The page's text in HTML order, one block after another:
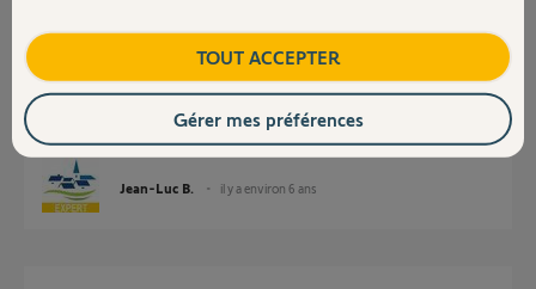
En attendant vous pouvez contourner ce problème, en éditant, puis en
enregistrant chacune de vos programmations, ça aura pour effet de les
resynchroniser avec les serveurs; cependant ça peut ne pas fonctionner.
Jean-Luc B. il y a environ 6 ans
TOUT ACCEPTER
Gérer mes préférences